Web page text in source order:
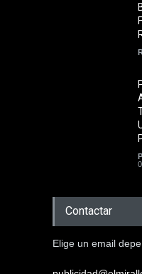
Contactar
Elige un email